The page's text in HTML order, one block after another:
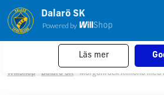
Vi använder cookies
på
policy för cookies
Läs mer
Dalarö SK
Powered by
WillShop Dalarö SK Morgonrock Kimono med